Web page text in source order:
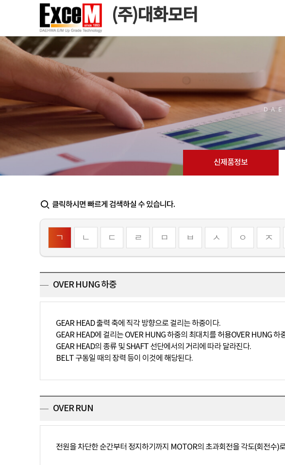
(주)대화모터
신제품정보
클릭하시면 빠르게 검색하실 수 있습니다.
ㄱ ㄴ ㄷ ㄹ ㅁ ㅂ ㅅ ㅇ ㅈ
OVER HUNG 하중
GEAR HEAD 출력 축에 직각 방향으로 걸리는 하중이다.
GEAR HEAD에 걸리는 OVER HUNG 하중의 최대치를 허용OVER HUNG 하
GEAR HEAD의 종류 및 SHAFT 선단에서의 거리에 따라 달라진다.
BELT 구동일 때의 장력 등이 이것에 해당된다.
OVER RUN
전원을 차단한 순간부터 정지하기까지 MOTOR의 초과회전을 각도(회전수)